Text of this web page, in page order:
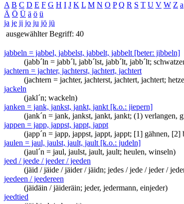
A B C D E F G H I J K L M N O P Q R S T U V W Z a
Ä Ö Ü ä ö ü
ja je ji jo ju jö jü
ausgewählter Begriff: 40
jabbeln = jabbel, jabbelst, jabbelt, jabbelt [beter: jibbeln]
(jabb´ln = jabb´l, jabb´lst, jabb´lt, jabb´lt;
jachtern = jachter, jachterst, jachtert, jachtert
(jachtern = jachter, jachterst, jachtert, jachtert;
jackeln
(jakl´n; wackeln)
janken = jank, jankst, jankt, jankt [k.o.: jiepern]
(jank´n = jank, jankst, jankt, jankt; (1) verlangen,
jappen = japp, jappst, jappt, jappt
(japp´n = japp, jappst, jappt, jappt; [1] gähnen,
jaulen = jaul, jaulst, jault, jault [k.o.: judeln]
(jaul´n = jaul, jaulst, jault, jault; heulen, winseln)
jeed / jeede / jeeder / jeeden
(jäid / jäide / jäider / jäidn; jedes / jede / jeder /
jeedeen / jeedereen
(jäidäin / jäideräin; jeder, jedermann, einjeder)
jeedtied